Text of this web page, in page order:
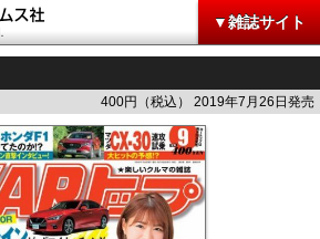
▼雑誌サイト
400円（税込） 2019年7月26日発売